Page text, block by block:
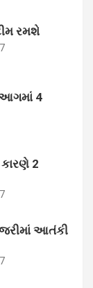
રમશે
આગમાં 4
કારણે 2
આતંકી